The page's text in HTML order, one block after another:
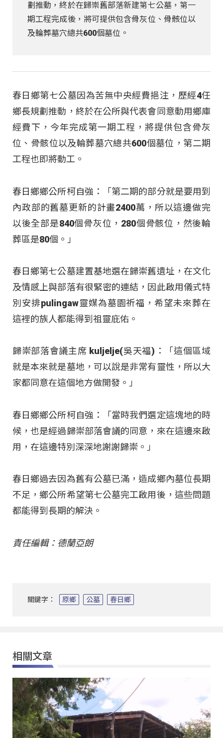
劃推動，終於在歸崇舊部落新建第七公墓，第一
期工程完成後，將可提供包含骨灰位、骨骸位以
及輪葬墓穴總共600個墓位。
春日鄉第七公墓因為苦無中央經費挹注，歷經4任
鄉長規劃推動，終於在公所與代表會同意動用鄉庫
經費下，今年完成第一期工程，將提供包含骨灰
位、骨骸位以及輪葬墓穴總共600個墓位，第二期
工程也即將動工。
春日鄉鄉公所柯自強：「第二期的部分就是要用到
內政部的舊墓更新的計畫2400萬，所以這邊做完
以後全部是840個骨灰位，280個骨骸位，然後輪
葬區是80個。」
春日鄉第七公墓建置基地選在歸崇舊遺址，在文化
及情感上與部落有很緊密的連結，因此啟用儀式特
別安排pulingaw靈媒為墓園祈福，希望未來葬在
這裡的族人都能得到祖靈庇佑。
歸崇部落會議主席 kuljelje(吳天福)：「這個區域
就是本來就是墓地，可以說是非常有靈性，所以大
家都同意在這個地方做開發。」
春日鄉鄉公所柯自強：「當時我們選定這塊地的時
候，也是經過歸崇部落會議的同意，來在這邊來啟
用，在這邊特別深深地謝謝歸崇。」
春日鄉過去因為舊有公墓已滿，造成鄉內墓位長期
不足，鄉公所希望第七公墓完工啟用後，這些問題
都能得到長期的解決。
責任編輯：德蘭亞朗
關鍵字： 原鄉 公墓 春日鄉
相關文章